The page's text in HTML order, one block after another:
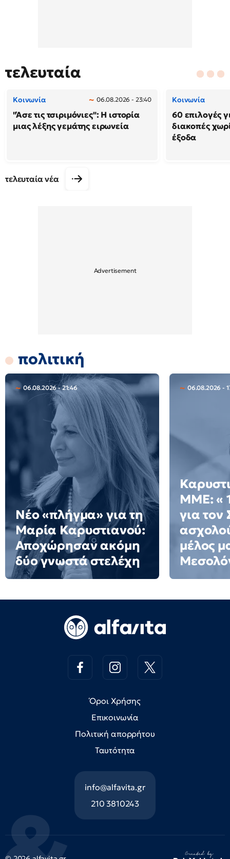
τελευταία
Κοινωνία 06.08.2026 - 23:40
"Άσε τις τσιριμόνιες": Η ιστορία
μιας λέξης γεμάτης ειρωνεία
Κοινωνία
60 επιλογές
διακοπές
έξοδα
τελευταία νέα
πολιτική
06.08.2026 - 21:46
Νέο «πλήγμα» για τη
Μαρία Καρυστιανού:
Αποχώρησαν ακόμη
δύο γνωστά στελέχη
06.08.2026 -
ΜΜΕ: «
για τον
μέλος
Όροι Χρήσης
Επικοινωνία
Πολιτική απορρήτου
Ταυτότητα
info@alfavita.gr
210 3810243